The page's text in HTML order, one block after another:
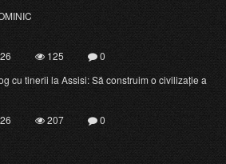
125
0
cu tinerii la Assisi: Să construim o civilizație a
207 0